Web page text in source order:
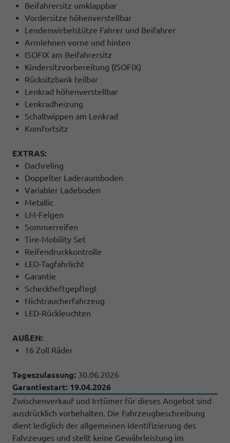
Beifahrersitz umklappbar
Vordersitze höhenverstellbar
Lendenwirbelstütze Fahrer und Beifahrer
Armlehnen vorne und hinten
ISOFIX am Beifahrersitz
Kindersitzvorbereitung (ISOFIX)
Rücksitzbank teilbar
Lenkrad höhenverstellbar
Lenkradheizung
Schaltwippen am Lenkrad
Komfortsitz
EXTRAS:
Dachreling
Doppelter Laderaumboden
Variabler Ladeboden
Metallic
LM-Felgen
Sommerreifen
Tire-Mobility Set
Reifendruckkontrolle
LED-Tagfahrlicht
Garantie
Scheckheftgepflegt
Nichtraucherfahrzeug
LED-Rückleuchten
AUßEN:
16 Zoll Räder
Tageszulassung: 30.06.2026
Garantiestart: 19.04.2026
Zwischenverkauf und Irrtümer für dieses Angebot sind
ausdrücklich vorbehalten. Die Fahrzeugbeschreibung
dient lediglich der allgemeinen Identifizierung des
Fahrzeuges und stellt keine Gewährleistung im